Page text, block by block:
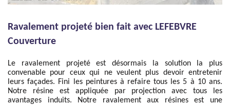
Ravalement projeté bien fait avec LEFEBVRE
Couverture
Le ravalement projeté est désormais la solution la plus
convenable pour ceux qui ne veulent plus devoir entretenir
leurs façades. Fini les peintures à refaire tous les 5 à 10 ans.
Notre résine est appliquée par projection avec tous les
avantages induits. Notre ravalement aux résines est une